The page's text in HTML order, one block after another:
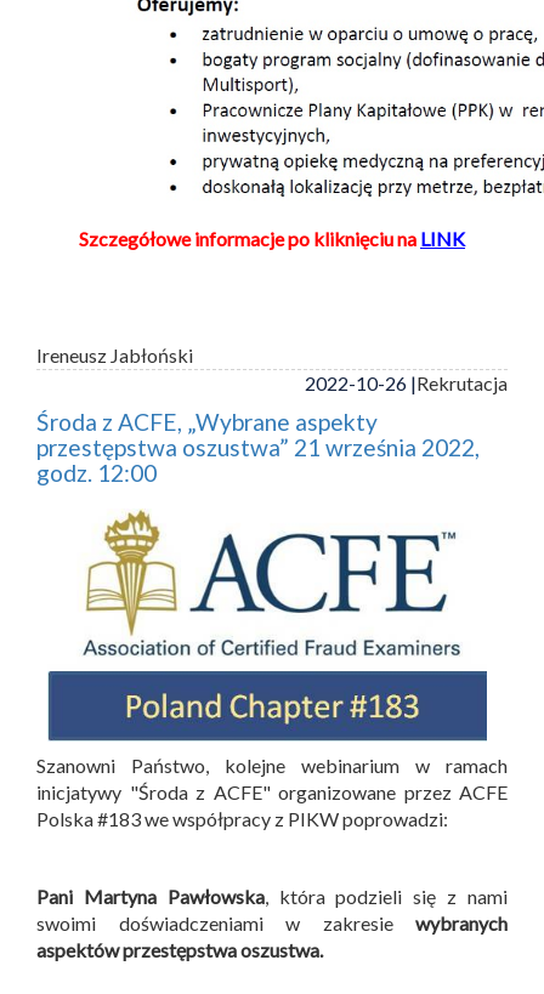
Szczegółowe informacje po kliknięciu na LINK
Ireneusz Jabłoński
2022-10-26 |Rekrutacja
Środa z ACFE, „Wybrane aspekty
przestępstwa oszustwa” 21 września 2022,
godz. 12:00
Szanowni Państwo, kolejne webinarium w ramach
inicjatywy "Środa z ACFE" organizowane przez ACFE
Polska #183 we współpracy z PIKW poprowadzi:
Pani Martyna Pawłowska, która podzieli się z nami
swoimi doświadczeniami w zakresie wybranych
aspektów przestępstwa oszustwa.